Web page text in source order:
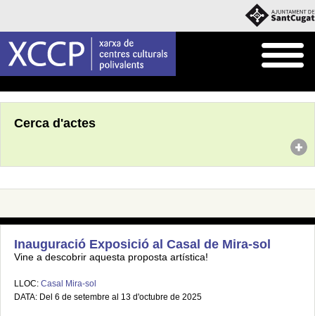
Cerca d'actes
Inauguració Exposició al Casal de Mira-sol
Vine a descobrir aquesta proposta artística!
LLOC: Casal Mira-sol
DATA: Del 6 de setembre al 13 d'octubre de 2025